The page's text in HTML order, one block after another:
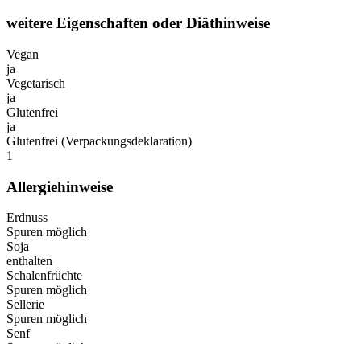
weitere Eigenschaften oder Diäthinweise
Vegan
ja
Vegetarisch
ja
Glutenfrei
ja
Glutenfrei (Verpackungsdeklaration)
1
Allergiehinweise
Erdnuss
Spuren möglich
Soja
enthalten
Schalenfrüchte
Spuren möglich
Sellerie
Spuren möglich
Senf